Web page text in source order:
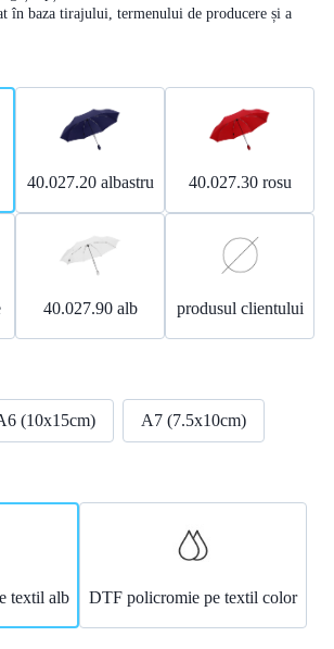
în baza tirajului, termenului de producere și a
40.027.20 albastru 40.027.30 rosu
40.027.90 alb produsul clientului
(10x15cm) A7 (7.5x10cm)
textil alb DTF policromie pe textil color